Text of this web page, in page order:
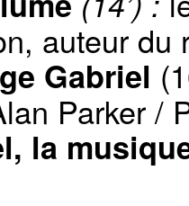
auteur du
Gabriel
Parker /
la